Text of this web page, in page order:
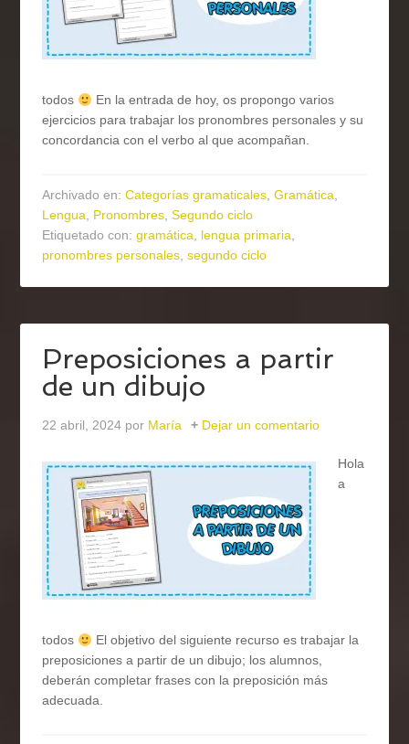
todos
En la entrada de hoy, os propongo varios
ejercicios para trabajar los pronombres personales y su
concordancia con el verbo al que acompañan.
Archivado en:Categorías gramaticales,Gramática,
Lengua, Pronombres,Segundo ciclo
Etiquetado con:gramática, lengua primaria,
pronombres personales,segundo ciclo
Preposiciones a partir
de un dibujo
22 abril, 2024 por María Dejar un comentario
Hola
a
todos
El objetivo del siguiente recurso es trabajar la
preposiciones a partir de un dibujo; los alumnos,
deberán completar frases con la preposición más
adecuada.